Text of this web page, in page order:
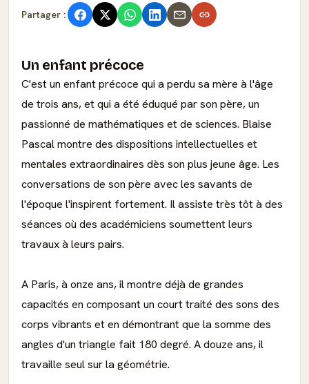
Partager :
Un enfant précoce
C'est un enfant précoce qui a perdu sa mère à l'âge
de trois ans, et qui a été éduqué par son père, un
passionné de mathématiques et de sciences. Blaise
Pascal montre des dispositions intellectuelles et
mentales extraordinaires dès son plus jeune âge. Les
conversations de son père avec les savants de
l'époque l'inspirent fortement. Il assiste très tôt à des
séances où des académiciens soumettent leurs
travaux à leurs pairs.
A Paris, à onze ans, il montre déjà de grandes
capacités en composant un court traité des sons des
corps vibrants et en démontrant que la somme des
angles d'un triangle fait 180 degré. A douze ans, il
travaille seul sur la géométrie.